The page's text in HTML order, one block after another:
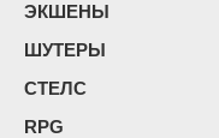
ЭКШЕНЫ
ШУТЕРЫ
СТЕЛС
RPG